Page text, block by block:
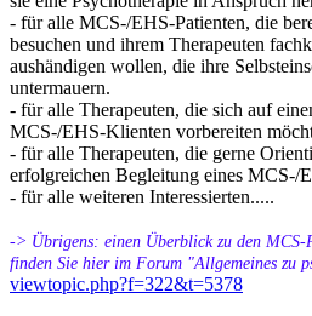
- für alle MCS-/EHS-Patienten, die
besuchen und ihrem Therapeuten
aushändigen wollen, die ihre
untermauern.
- für alle Therapeuten, die sich auf
MCS-/EHS-Klienten vorbereiten
- für alle Therapeuten, die gerne
erfolgreichen Begleitung eines MCS-/
- für alle weiteren Interessierten.....
-> Übrigens: einen Überblick zu den MCS-
finden Sie hier im Forum "Allgemeines zu
viewtopic.php?f=322&t=5378